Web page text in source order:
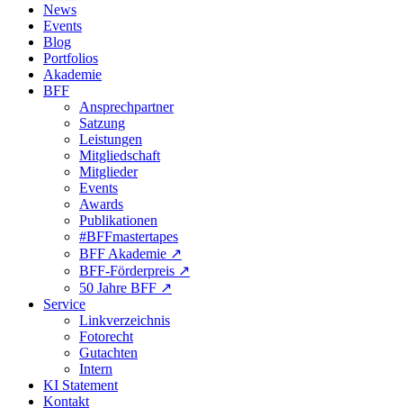
News
Events
Blog
Portfolios
Akademie
BFF
Ansprechpartner
Satzung
Leistungen
Mitgliedschaft
Mitglieder
Events
Awards
Publikationen
#BFFmastertapes
BFF Akademie ↗︎
BFF-Förderpreis ↗︎
50 Jahre BFF ↗︎
Service
Linkverzeichnis
Fotorecht
Gutachten
Intern
KI Statement
Kontakt